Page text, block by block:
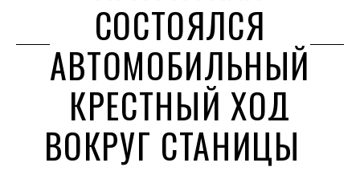
СОСТОЯЛСЯ
АВТОМОБИЛЬНЫЙ
КРЕСТНЫЙ ХОД
ВОКРУГ СТАНИЦЫ